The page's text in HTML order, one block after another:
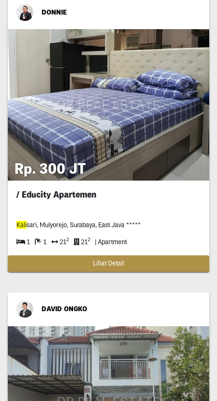
DONNIE
Rp. 300 JT
/ Educity Apartemen
Kalisari, Mulyorejo, Surabaya, East Java *****
1 1 212 212 | Apartment
Lihat Detail
DAVID ONGKO